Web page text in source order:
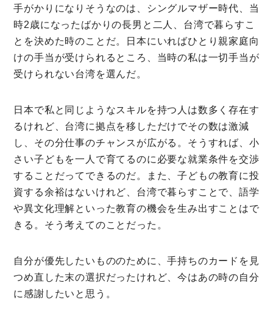
手がかりになりそうなのは、シングルマザー時代、当
時2歳になったばかりの長男と二人、台湾で暮らすこ
とを決めた時のことだ。日本にいればひとり親家庭向
けの手当が受けられるところ、当時の私は一切手当が
受けられない台湾を選んだ。
日本で私と同じようなスキルを持つ人は数多く存在す
るけれど、台湾に拠点を移しただけでその数は激減
し、その分仕事のチャンスが広がる。そうすれば、小
さい子どもを一人で育てるのに必要な就業条件を交渉
することだってできるのだ。また、子どもの教育に投
資する余裕はないけれど、台湾で暮らすことで、語学
や異文化理解といった教育の機会を生み出すことはで
きる。そう考えてのことだった。
自分が優先したいもののために、手持ちのカードを見
つめ直した末の選択だったけれど、今はあの時の自分
に感謝したいと思う。